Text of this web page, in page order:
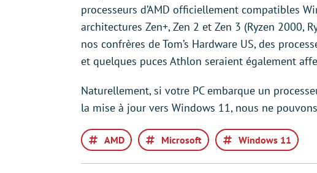
processeurs d’AMD officiellement compatibles
architectures Zen+, Zen 2 et Zen 3 (Ryzen 2000,
nos confrères de Tom’s Hardware US, des
et quelques puces Athlon seraient également
Naturellement, si votre PC embarque un
la mise à jour vers Windows 11, nous ne
AMD Microsoft Windows 11